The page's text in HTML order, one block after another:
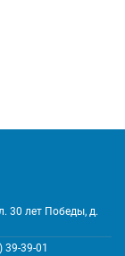
30 лет Победы, д.
39-39-01